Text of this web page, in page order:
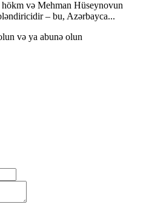
və Mehman Hüseynovun
– bu, Azərbayca...
və ya abunə olun